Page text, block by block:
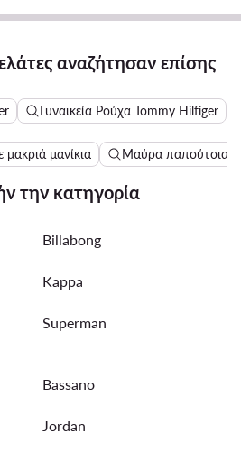
αναζήτησαν επίσης
Γυναικεία Ρούχα Tommy Hilfiger
μακριά μανίκια Μαύρα παπούτσια
την κατηγορία
Billabong
Kappa
Superman
Bassano
Jordan